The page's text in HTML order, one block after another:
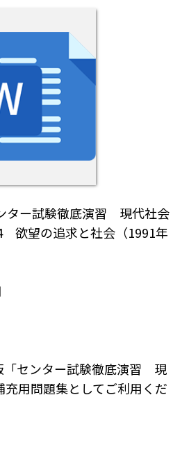
ター試験徹底演習 現代社会
欲望の追求と社会（1991年
「センター試験徹底演習 現
用問題集としてご利用くだ